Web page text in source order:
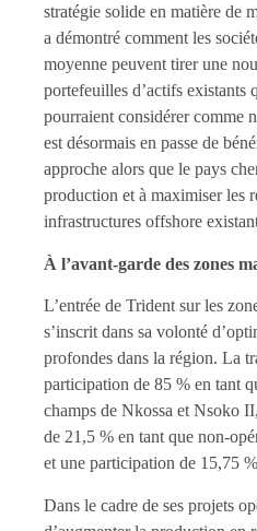
stratégie solide en matière de
a démontré comment les
moyenne peuvent tirer une
portefeuilles d’actifs existants
pourraient considérer comme
est désormais en passe de
approche alors que le pays
production et à maximiser les
infrastructures offshore
À l’avant-garde des zones
L’entrée de Trident sur les
s’inscrit dans sa volonté
profondes dans la région. La
participation de 85 % en tant
champs de Nkossa et Nsoko
de 21,5 % en tant que non-
et une participation de 15,75
Dans le cadre de ses projets